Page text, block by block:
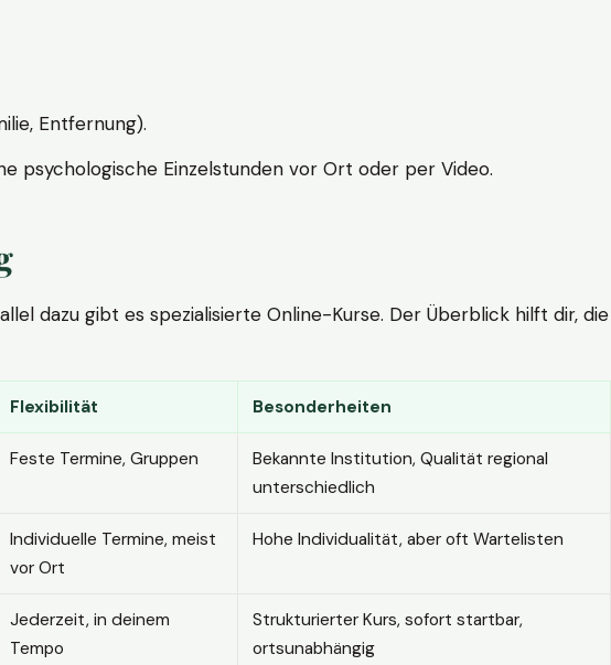
Entfernung).
psychologische Einzelstunden vor Ort oder per Video.
dazu gibt es spezialisierte Online-Kurse. Der Überblick hilft dir, die
Flexibilität Besonderheiten
Feste Termine, Gruppen
Bekannte Institution, Qualität regional
unterschiedlich
Individuelle Termine, meist
vor Ort
Hohe Individualität, aber oft Wartelisten
Jederzeit, in deinem
Tempo
Strukturierter Kurs, sofort startbar,
ortsunabhängig